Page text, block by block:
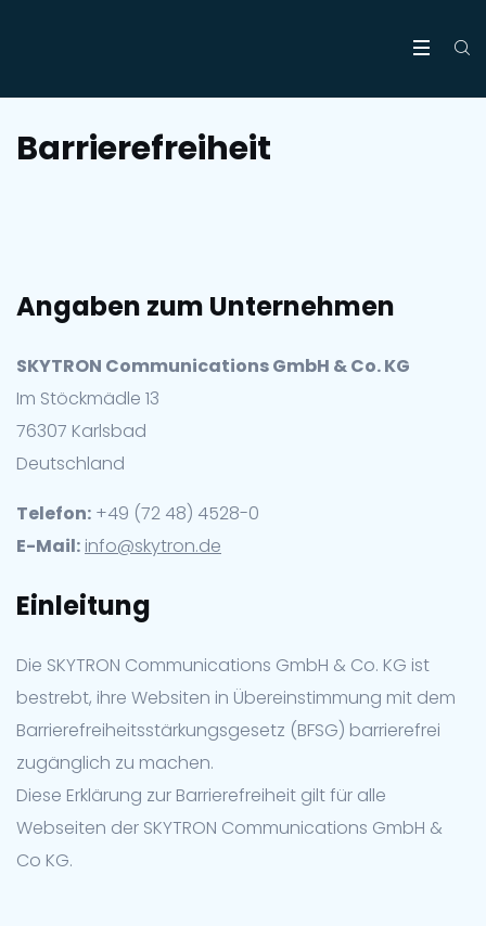
Barrierefreiheit
Angaben zum Unternehmen
SKYTRON Communications GmbH & Co. KG
Im Stöckmädle 13
76307 Karlsbad
Deutschland
Telefon: +49 (72 48) 4528-0
E-Mail: info@skytron.de
Einleitung
Die SKYTRON Communications GmbH & Co. KG ist
bestrebt, ihre Websiten in Übereinstimmung mit dem
Barrierefreiheitsstärkungsgesetz (BFSG) barrierefrei
zugänglich zu machen.
Diese Erklärung zur Barrierefreiheit gilt für alle
Webseiten der SKYTRON Communications GmbH &
Co KG.